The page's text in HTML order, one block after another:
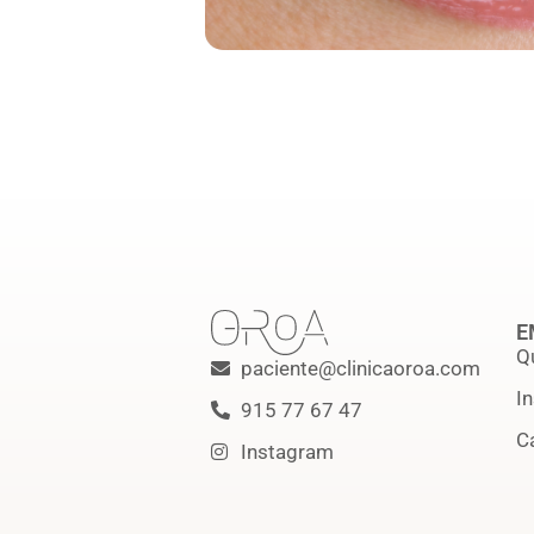
paciente@clinicaoroa.com
915 77 67 47
Instagram